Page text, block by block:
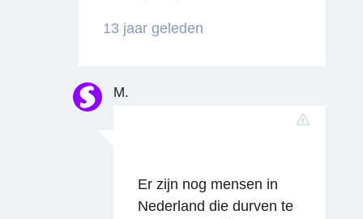
13 jaar geleden
M.
Er zijn nog mensen in
Nederland die durven te